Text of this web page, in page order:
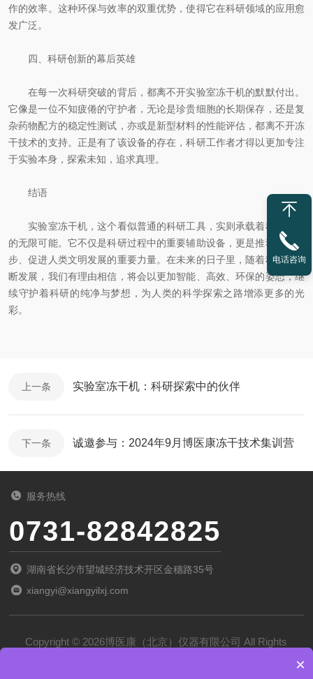
作的效率。这种环保与效率的双重优势，使得它在科研领域的应用愈
发广泛。
四、科研创新的幕后英雄
在每一次科研突破的背后，都离不开实验室冻干机的默默付出。
它像是一位不知疲倦的守护者，无论是珍贵细胞的长期保存，还是复
杂药物配方的稳定性测试，亦或是新型材料的性能评估，都离不开冻
干技术的支持。正是有了该设备的存在，科研工作者才得以更加专注
于实验本身，探索未知，追求真理。
结语
实验室冻干机，这个看似普通的科研工具，实则承载着科研探索
的无限可能。它不仅是科研过程中的重要辅助设备，更是推动科技进
步、促进人类文明发展的重要力量。在未来的日子里，随着科技的不
断发展，我们有理由相信，将会以更加智能、高效、环保的姿态，继
续守护着科研的纯净与梦想，为人类的科学探索之路增添更多的光
彩。
上一条 实验室冻干机：科研探索中的伙伴
下一条 诚邀参与：2024年9月博医康冻干技术集训营
服务热线
0731-82842825
湖南省长沙市望城经济技术开区金穗路35号
xiangyi@xiangyilxj.com
Copyright © 2026博医康（北京）仪器有限公司 All Rights
电话咨询
×